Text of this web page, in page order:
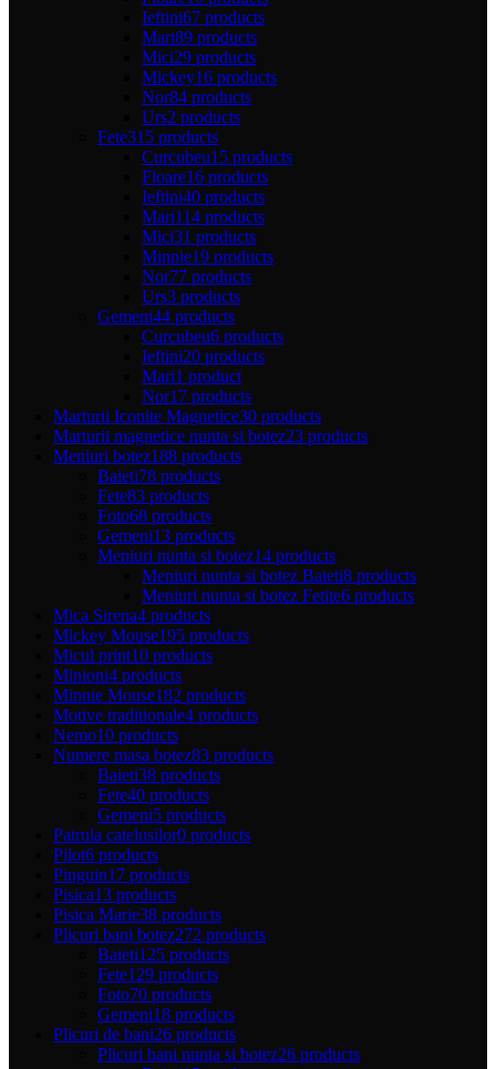
Ieftini67 products
Mari89 products
Mici29 products
Mickey16 products
Nor84 products
Urs2 products
Fete315 products
Curcubeu15 products
Floare16 products
Ieftini40 products
Mari114 products
Mici31 products
Minnie19 products
Nor77 products
Urs3 products
Gemeni44 products
Curcubeu6 products
Ieftini20 products
Mari1 product
Nor17 products
Marturii Iconite Magnetice30 products
Marturii magnetice nunta si botez23 products
Meniuri botez188 products
Baieti78 products
Fete83 products
Foto68 products
Gemeni13 products
Meniuri nunta si botez14 products
Meniuri nunta si botez Baieti8 products
Meniuri nunta si botez Fetite6 products
Mica Sirena4 products
Mickey Mouse195 products
Micul print10 products
Minioni4 products
Minnie Mouse182 products
Motive traditionale4 products
Nemo10 products
Numere masa botez83 products
Baieti38 products
Fete40 products
Gemeni5 products
Patrula catelusilor0 products
Pilot6 products
Pinguin17 products
Pisica13 products
Pisica Marie38 products
Plicuri bani botez272 products
Baieti125 products
Fete129 products
Foto70 products
Gemeni18 products
Plicuri de bani26 products
Plicuri bani nunta si botez26 products